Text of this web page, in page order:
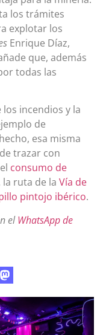
los trámites
explotar los
Enrique Díaz,
que, además
todas las
incendios y la
de
esa misma
trazar con
consumo de
la ruta de la Vía de
pintojo ibérico.
elWhatsApp de